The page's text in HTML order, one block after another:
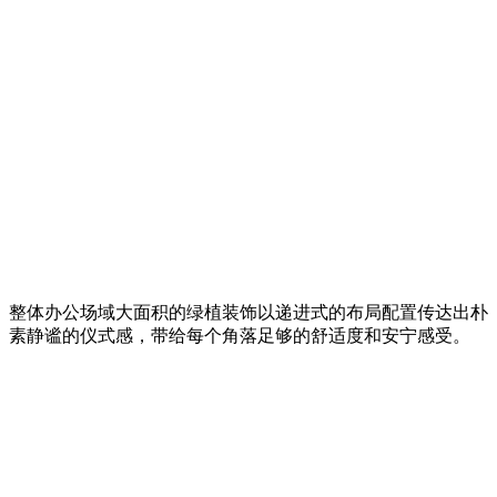
整体办公场域大面积的绿植装饰以递进式的布局配置传达出朴
素静谧的仪式感，带给每个角落足够的舒适度和安宁感受。